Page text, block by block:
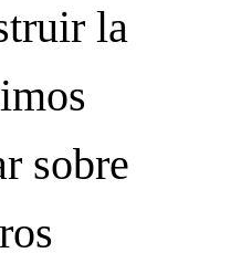
la
sobre